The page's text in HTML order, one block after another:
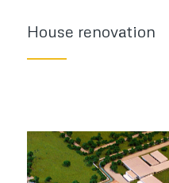
House renovation